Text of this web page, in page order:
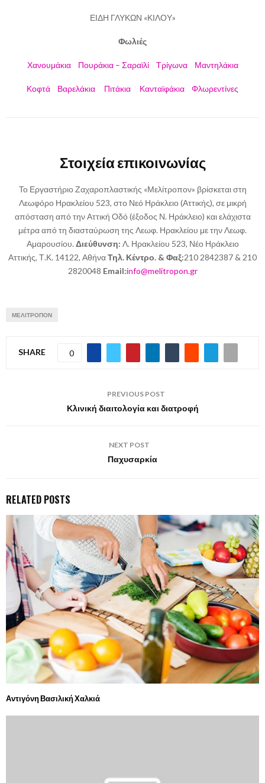
ΕΙΔΗ ΓΛΥΚΩΝ «ΚΙΛΟΥ»
Φωλιές
Χανουμάκια Πουράκια – Σαραϊλί Τρίγωνα Μαντηλάκια
Κοφτά Βαρελάκια Πιτάκια Κανταϊφάκια Φλωρεντίνες
Στοιχεία επικοινωνίας
Το Εργαστήριο Ζαχαροπλαστικής «Μελίτροπον» βρίσκεται στη
Λεωφόρο Ηρακλείου 523, στο Νεό Ηράκλειο (Αττικής), σε μικρή
απόσταση από την Αττική Οδό (έξοδος Ν. Ηράκλειο) και ελάχιστα
μέτρα από τη διασταύρωση της Λεωφ. Ηρακλείου με την Λεωφ.
Αμαρουσίου. Διεύθυνση: Λ. Ηρακλείου 523, Νέο Ηράκλειο
Αττικής, Τ.Κ. 14122, ΑθήναΤηλ. Κέντρο. & Φαξ:210 2842387 & 210
2820048 Email:info@melitropon.gr
ΜΕΛΙΤΡΟΠΟΝ
SHARE 0
PREVIOUS POST
Κλινική διαιτολογία και διατροφή
NEXT POST
Παχυσαρκία
RELATED POSTS
Αντιγόνη Βασιλική Χαλκιά